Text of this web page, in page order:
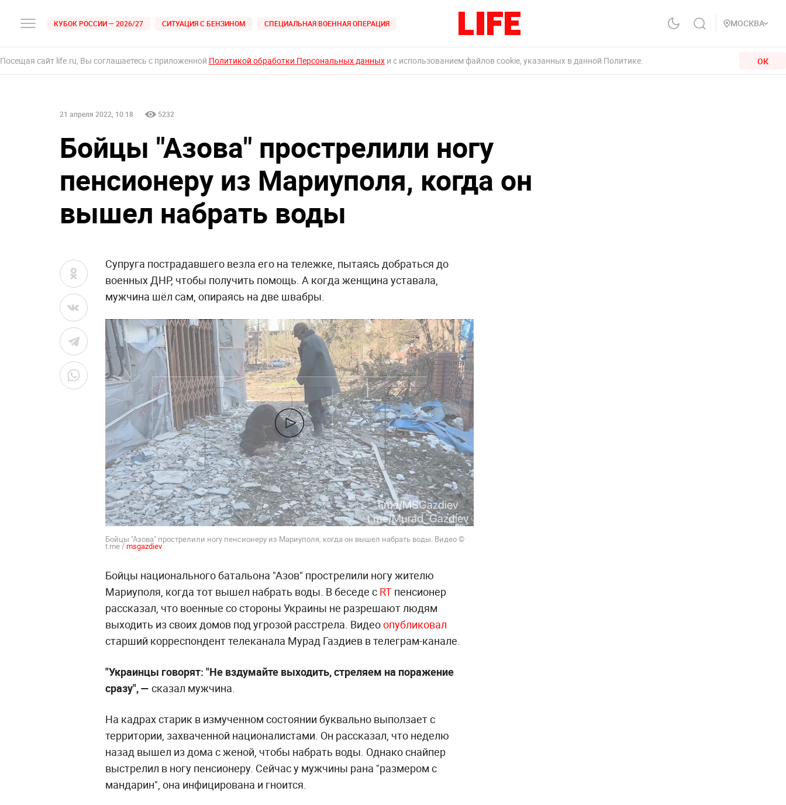
КУБОК РОССИИ — 2026/27 СИТУАЦИЯ С БЕНЗИНОМ СПЕЦИАЛЬНАЯ ВОЕННАЯ ОПЕРАЦИЯ МОСКВА
Посещая сайт life.ru, Вы соглашаетесь с приложенной Политикой обработки Персональных данных и с использованием файлов cookie, указанных в данной Политике. ОК
21 апреля 2022, 10:18 5232
Бойцы "Азова" прострелили ногу
пенсионеру из Мариуполя, когда он
вышел набрать воды
Супруга пострадавшего везла его на тележке, пытаясь добраться до
военных ДНР, чтобы получить помощь. А когда женщина уставала,
мужчина шёл сам, опираясь на две швабры.
Бойцы "Азова" прострелили ногу пенсионеру из Мариуполя, когда он вышел набрать воды. Видео ©
t.me /msgazdiev
Бойцы национального батальона "Азов" прострелили ногу жителю
Мариуполя, когда тот вышел набрать воды. В беседе с RT пенсионер
рассказал, что военные со стороны Украины не разрешают людям
выходить из своих домов под угрозой расстрела. Видеоопубликовал
старший корреспондент телеканала Мурад Газдиев в телеграм-канале.
"Украинцы говорят: "Не вздумайте выходить, стреляем на поражение
сразу", — сказал мужчина.
На кадрах старик в измученном состоянии буквально выползает с
территории, захваченной националистами. Он рассказал, что неделю
назад вышел из дома с женой, чтобы набрать воды. Однако снайпер
выстрелил в ногу пенсионеру. Сейчас у мужчины рана "размером с
мандарин", она инфицирована и гноится.